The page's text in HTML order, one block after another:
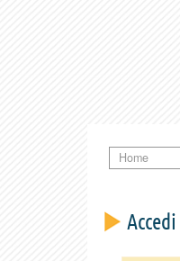
Home
Accedi